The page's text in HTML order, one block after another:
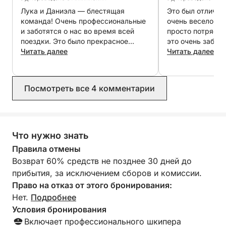
отличается гибкостью: вы сами указываете
шкиперу, куда хотите отправиться, сколько
остановок хотите сделать для купания и сколько
достопримечательностей хотите осмотреть, —
На борту вы найдёте всё необходимое для
комфортной и приятной прогулки, включая
тех, кто ищет более активного отдыха, также
доступно снаряжение для сноркелинга или
дайвинга.
Этот круиз на полдня идеально подходит для тех,
кто ищет короткий, но элегантный отдых,
сочетающий комфорт, живописные виды и время
для расслабления на Адриатике.
Лука и Даниэла — блестящая
команда! Очень профессиональные
и заботятся о нас во время всей
поездки. Это было прекрасное
время на борту с большим
и быстрое путешествие по морю.
Очень рекомендую отправиться в
Читать далее
Это был
очень весело, а
просто
это очень
спасибо!! Мы
Читать далее
Посмотреть все 4 комментарии
Что нужно знать
Правила отмены
Возврат 60% средств не позднее 30 дней до
прибытия, за исключением сборов и комиссии.
Право на отказ от этого бронирования:
Нет. Подробнее
Условия бронирования
Включает профессионального шкипера